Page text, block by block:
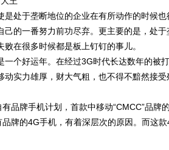
处于垄断地位的企业在有所动作的时候
己的一番努力前功尽弃。更主要的是，处
在很多时候都是板上钉钉的事儿。
一个好运年。在经过3G时代长达数年的被
实力雄厚，财大气粗，也不得不黯然接
品牌手机计划，首款中移动“CMCC”品牌
牌的4G手机，有着深层次的原因。而这